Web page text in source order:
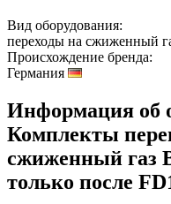
Вид оборудования:
переходы на сжиженный
Происхождение бренда:
Германия
Информация об
Комплекты
сжиженный газ
только после